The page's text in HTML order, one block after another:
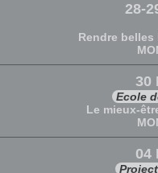
28-
Rendre
30
Ecole
Le mieux-
04